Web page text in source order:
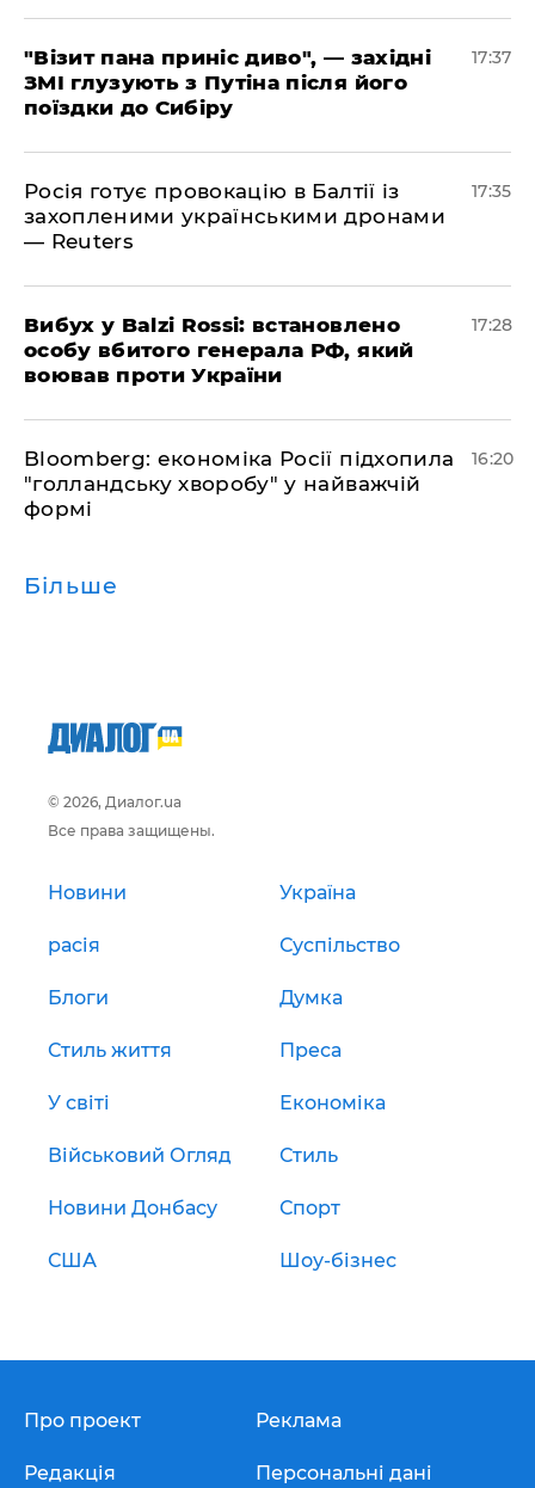
"Візит пана приніс диво", — західні
ЗМІ глузують з Путіна після його
поїздки до Сибіру
17:37
Росія готує провокацію в Балтії із
захопленими українськими дронами
— Reuters
17:35
​Вибух у Balzi Rossi: встановлено
особу вбитого генерала РФ, який
воював проти України
17:28
Bloomberg: економіка Росії підхопила
"голландську хворобу" у найважчій
формі
16:20
Більше
© 2026, Диалог.ua
Все права защищены.
Новини Україна
расія Суспільство
Блоги Думка
Стиль життя Преса
У світі Економіка
Військовий Огляд Стиль
Новини Донбасу Спорт
США Шоу-бізнес
Про проект
Редакція
Реклама
Персональні дані